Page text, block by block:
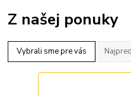
Z našej ponuky
Vybrali sme pre vás